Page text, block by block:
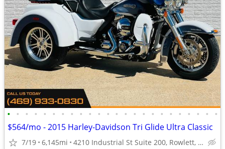
• • • • • • • • • • • • • • • • • • • • • • • •
$564/mo - 2015 Harley-Davidson Tri Glide Ultra Classic
7/19 6,145mi 4210 Industrial St Suite 200, Rowlett, TX 75088